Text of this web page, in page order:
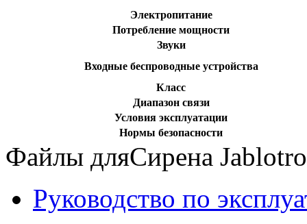
Электропитание
Потребление мощности
Звуки
Входные беспроводные устройства
Класс
Диапазон связи
Условия эксплуатации
Нормы безопасности
Файлы дляСирена
Руководство по